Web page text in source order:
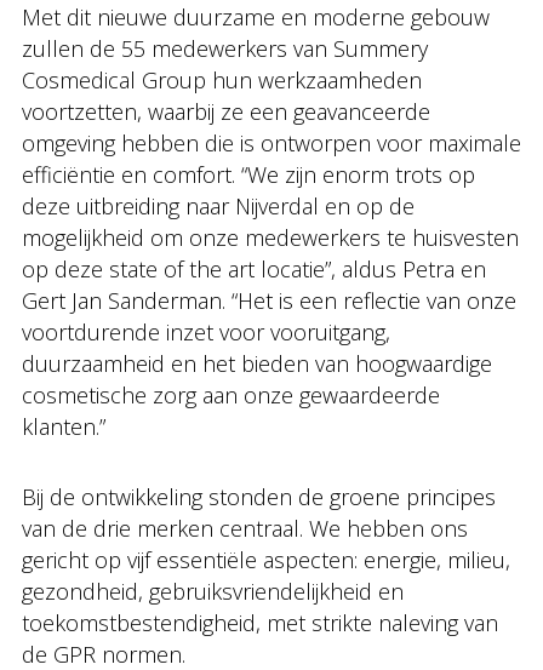
Met dit nieuwe duurzame en moderne gebouw
zullen de 55 medewerkers van Summery
Cosmedical Group hun werkzaamheden
voortzetten, waarbij ze een geavanceerde
omgeving hebben die is ontworpen voor maximale
efficiëntie en comfort. “We zijn enorm trots op
deze uitbreiding naar Nijverdal en op de
mogelijkheid om onze medewerkers te huisvesten
op deze state of the art locatie”, aldus Petra en
Gert Jan Sanderman. “Het is een reflectie van onze
voortdurende inzet voor vooruitgang,
duurzaamheid en het bieden van hoogwaardige
cosmetische zorg aan onze gewaardeerde
klanten.”
Bij de ontwikkeling stonden de groene principes
van de drie merken centraal. We hebben ons
gericht op vijf essentiële aspecten: energie, milieu,
gezondheid, gebruiksvriendelijkheid en
toekomstbestendigheid, met strikte naleving van
de GPR normen.